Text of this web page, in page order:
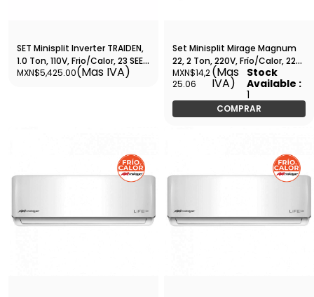
SET Minisplit Inverter TRAIDEN,
1.0 Ton, 110V, Frio/Calor, 23 SEER,
WI-FI Incluido - SETCMTHI121M
MXN$5,425.00(Mas IVA)
Set Minisplit Mirage Magnum
22, 2 Ton, 220V, Frío/Calor, 22
SEER, 24,000 BTU, R410A,
Tubería 3/8 - 5/8 -
SETCMC261V
MXN$14,2
25.06
(Mas
IVA)
Stock
Available :
1
COMPRAR